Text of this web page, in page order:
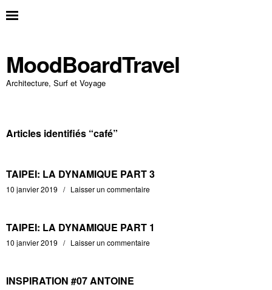
MoodBoardTravel
Architecture, Surf et Voyage
Articles identifiés “café”
TAIPEI: LA DYNAMIQUE PART 3
10 janvier 2019 Laisser un commentaire
TAIPEI: LA DYNAMIQUE PART 1
10 janvier 2019 Laisser un commentaire
INSPIRATION #07 ANTOINE